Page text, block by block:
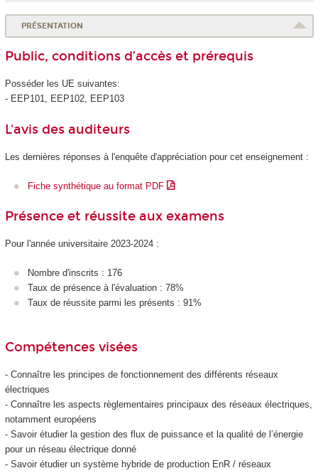
PRÉSENTATION
Public, conditions d’accès et prérequis
Posséder les UE suivantes:
- EEP101, EEP102, EEP103
L'avis des auditeurs
Les dernières réponses à l'enquête d'appréciation pour cet enseignement :
Fiche synthétique au format PDF
Présence et réussite aux examens
Pour l'année universitaire 2023-2024 :
Nombre d'inscrits : 176
Taux de présence à l'évaluation : 78%
Taux de réussite parmi les présents : 91%
Compétences visées
- Connaître les principes de fonctionnement des différents réseaux
électriques
- Connaître les aspects règlementaires principaux des réseaux électriques,
notamment européens
- Savoir étudier la gestion des flux de puissance et la qualité de l’énergie
pour un réseau électrique donné
- Savoir étudier un système hybride de production EnR / réseaux